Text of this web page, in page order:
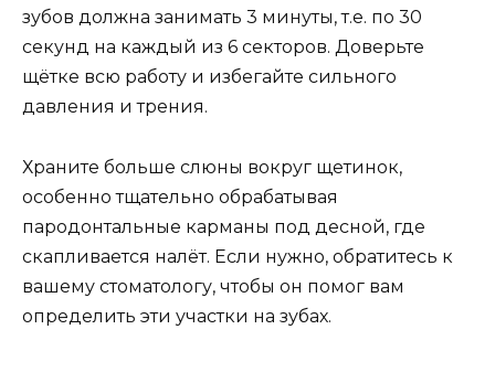
зубов должна занимать 3 минуты, т.е. по 30
секунд на каждый из 6 секторов. Доверьте
щётке всю работу и избегайте сильного
давления и трения.
Храните больше слюны вокруг щетинок,
особенно тщательно обрабатывая
пародонтальные карманы под десной, где
скапливается налёт. Если нужно, обратитесь к
вашему стоматологу, чтобы он помог вам
определить эти участки на зубах.